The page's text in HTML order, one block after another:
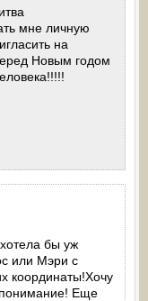
мне личную
на
Новым годом
бы уж
или Мэри с
координаты!Хочу
Еще